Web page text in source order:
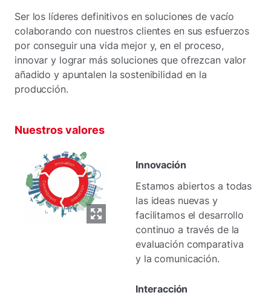
Ser los líderes definitivos en soluciones de vacío
colaborando con nuestros clientes en sus esfuerzos
por conseguir una vida mejor y, en el proceso,
innovar y lograr más soluciones que ofrezcan valor
añadido y apuntalen la sostenibilidad en la
producción.
Nuestros valores
Innovación
Estamos abiertos a todas
las ideas nuevas y
facilitamos el desarrollo
continuo a través de la
evaluación comparativa
y la comunicación.
Interacción